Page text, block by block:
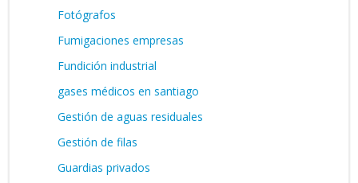
Fotógrafos
Fumigaciones empresas
Fundición industrial
gases médicos en santiago
Gestión de aguas residuales
Gestión de filas
Guardias privados